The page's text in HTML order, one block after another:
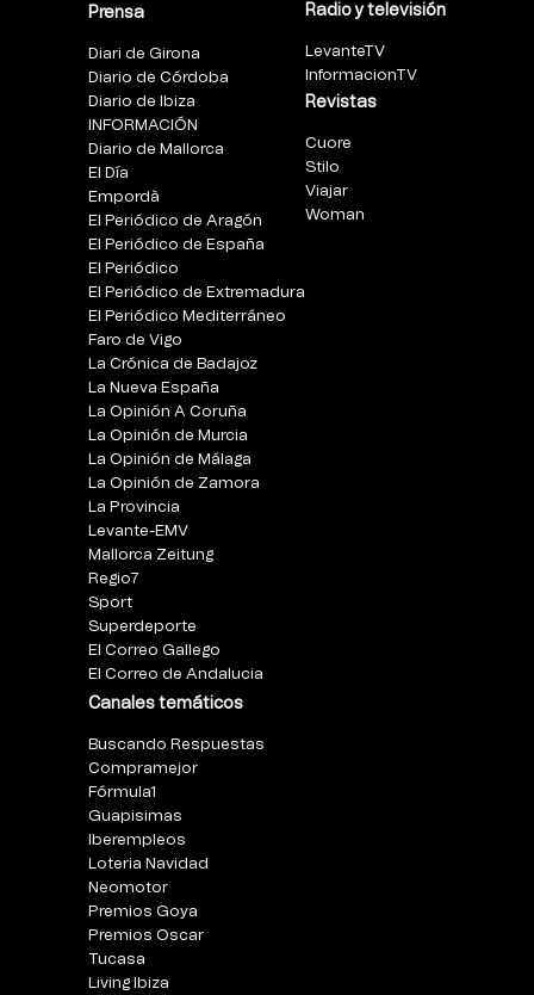
Prensa
Diari de Girona
Diario de Córdoba
Diario de Ibiza
INFORMACIÓN
Diario de Mallorca
El Día
Empordà
El Periódico de Aragón
El Periódico de España
El Periódico
El Periódico de Extremadura
El Periódico Mediterráneo
Faro de Vigo
La Crónica de Badajoz
La Nueva España
La Opinión A Coruña
La Opinión de Murcia
La Opinión de Málaga
La Opinión de Zamora
La Provincia
Levante-EMV
Mallorca Zeitung
Regio7
Sport
Superdeporte
El Correo Gallego
El Correo de Andalucia
Canales temáticos
Buscando Respuestas
Compramejor
Fórmula1
Guapisimas
Iberempleos
Loteria Navidad
Neomotor
Premios Goya
Premios Oscar
Tucasa
Living Ibiza
Radio y televisión
LevanteTV
InformacionTV
Revistas
Cuore
Stilo
Viajar
Woman